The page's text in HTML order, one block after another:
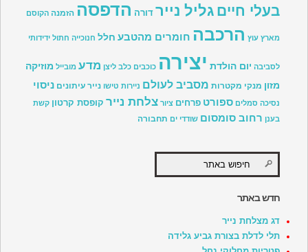
בעלי חיים גליל נייר דורה הדפסה הזמנה הקוסם
מארץ עוץ הרכבה חומרים מהטבע חלל חנוכייה חתול ידידותי
לסביבה יום הולדת יצירה כוכבים כלב ליצן מדע מובייל מוזיקה
מזון מנקי מקטרות מסביב לעולם ניירות טישו נייר עיתונים ניסוי
נסיכה סמלים ספורט פרחים ציור צלחת נייר קופסת קרטון קשת
בענן רחוב סומסום שודדי ים תחבורה
חדש באתר
דג מצלחת נייר
תלי לדלת בצורת גביע גלידה